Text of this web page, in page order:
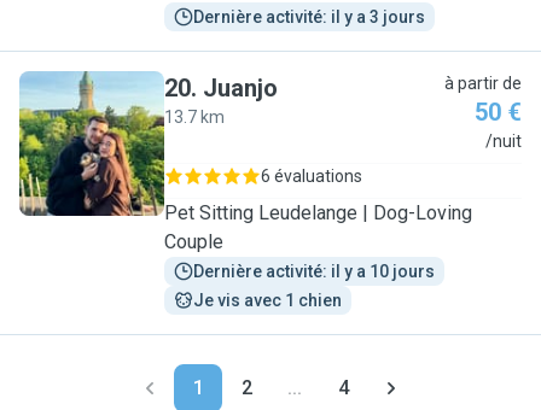
Dernière activité: il y a 3 jours
J
20. Juanjo
13.7 km
à partir de
50 €
/nuit
6 évaluations
Pet Sitting Leudelange | Dog-Loving
Couple
Dernière activité: il y a 10 jours
Je vis avec 1 chien
1 2 ... 4